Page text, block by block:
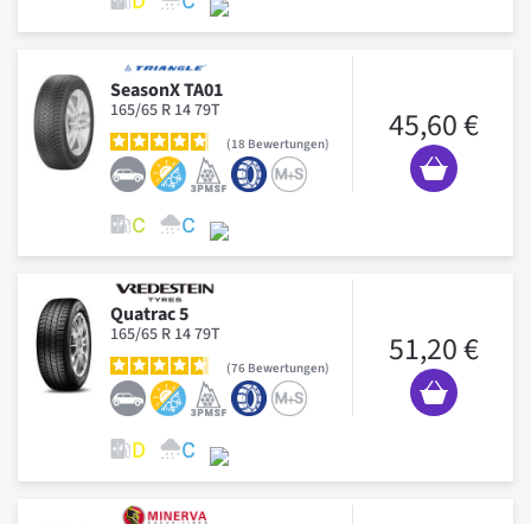
SeasonX TA01
165/65 R 14 79T
18 Bewertungen 45,60 €
Quatrac 5
165/65 R 14 79T
76 Bewertungen 51,20 €